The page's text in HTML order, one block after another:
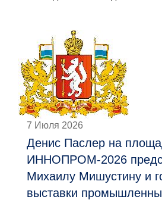
7 Июля 2026
Денис Паслер на
ИННОПРОМ-2026
Михаилу Мишустину и
выставки